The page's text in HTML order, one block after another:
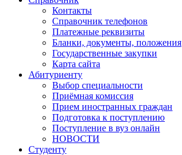
Контакты
Справочник телефонов
Платежные реквизиты
Бланки, документы, положения
Государственные закупки
Карта сайта
Абитуриенту
Выбор специальности
Приёмная комиссия
Прием иностранных граждан
Подготовка к поступлению
Поступление в вуз онлайн
НОВОСТИ
Студенту